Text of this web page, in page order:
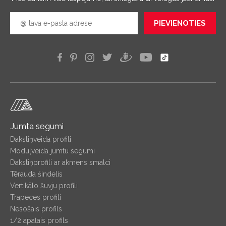
PIEVIENOTIES
Jumta segumi
Dakstiņveida profili
Moduļveida jumtu segumi
Dakstiņprofili ar akmens smalci
Tērauda šindelis
Vertikālo šuvju profili
Trapeces profili
Nesošais profils
1/2 apaļais profils